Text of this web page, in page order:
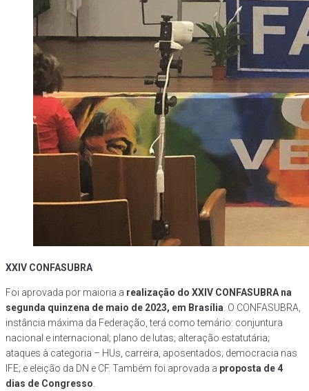
XXIV CONFASUBRA
Foi aprovada por maioria a realização do XXIV CONFASUBRA na
segunda quinzena de maio de 2023, em Brasília . O CONFASUBRA,
instância máxima da Federação, terá como temário: conjuntura
nacional e internacional; plano de lutas; alteração estatutária;
ataques à categoria – HUs, carreira, aposentados; democracia nas
IFE; e eleição da DN e CF. Também foi aprovada a proposta de 4
dias de Congresso